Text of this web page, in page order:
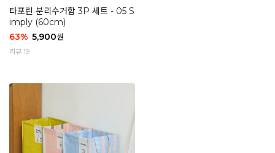
타포린 분리수거함 3P 세트 - 05 S
imply (60cm)
63% 5,900원
리뷰 19